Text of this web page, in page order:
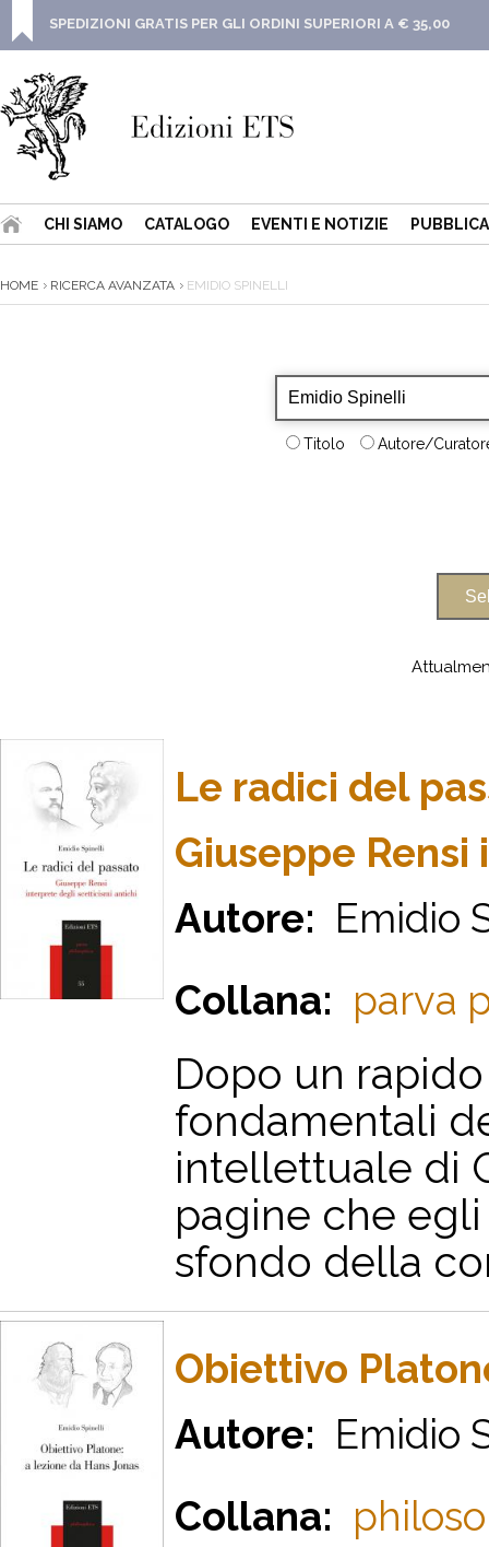
SPEDIZIONI GRATIS PER GLI ORDINI SUPERIORI A € 35,00
CHI SIAMO CATALOGO EVENTI E NOTIZIE
HOME RICERCA AVANZATA EMIDIO SPINELLI
Titolo Autore/
Le radici del
Giuseppe
Autore: Emidio
Collana: parva
Dopo un
fondamentali
intellettuale di
pagine che
sfondo della
Obiettivo
Autore: Emidio
Collana: